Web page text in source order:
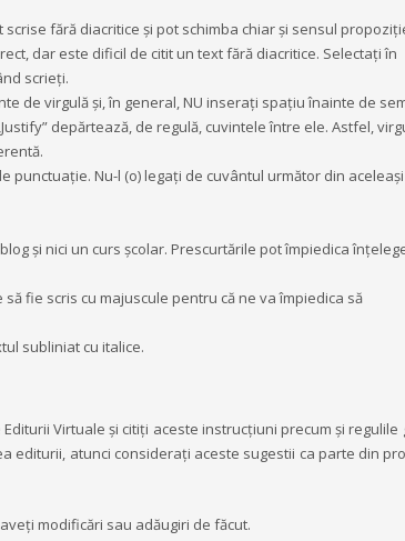
fără diacritice și pot schimba chiar și sensul
dar este dificil de citit un text fără diacritice. Selectaţi în
scrieţi.
de virgulă și, în general, NU inserați spațiu înainte de
depărtează, de regulă, cuvintele între ele. Astfel,
punctuație. Nu-l (o) legați de cuvântul următor din aceleași
și nici un curs școlar. Prescurtările pot împiedica
fie scris cu majuscule pentru că ne va împiedica să
subliniat cu italice.
Virtuale și citiți aceste instrucțiuni precum şi regulile
editurii, atunci consideraţi aceste sugestii ca parte din
modificări sau adăugiri de făcut.